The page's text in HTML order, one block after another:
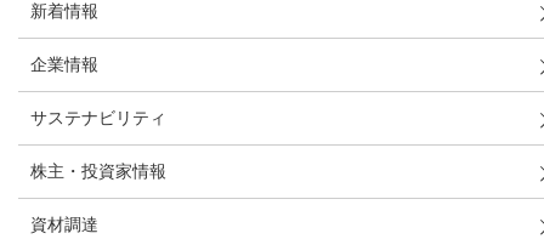
新着情報
企業情報
サステナビリティ
株主・投資家情報
資材調達